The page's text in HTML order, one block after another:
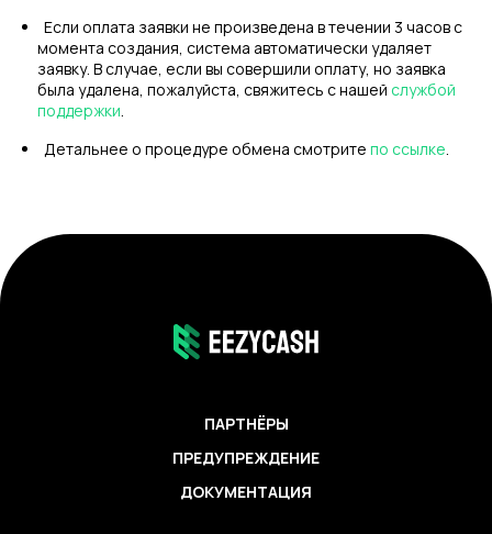
Если оплата заявки не произведена в течении 3 часов с
момента создания, система автоматически удаляет
заявку. В случае, если вы совершили оплату, но заявка
была удалена, пожалуйста, свяжитесь с нашей службой
поддержки.
Детальнее о процедуре обмена смотрите по ссылке.
ПАРТНЁРЫ
ПРЕДУПРЕЖДЕНИЕ
ДОКУМЕНТАЦИЯ